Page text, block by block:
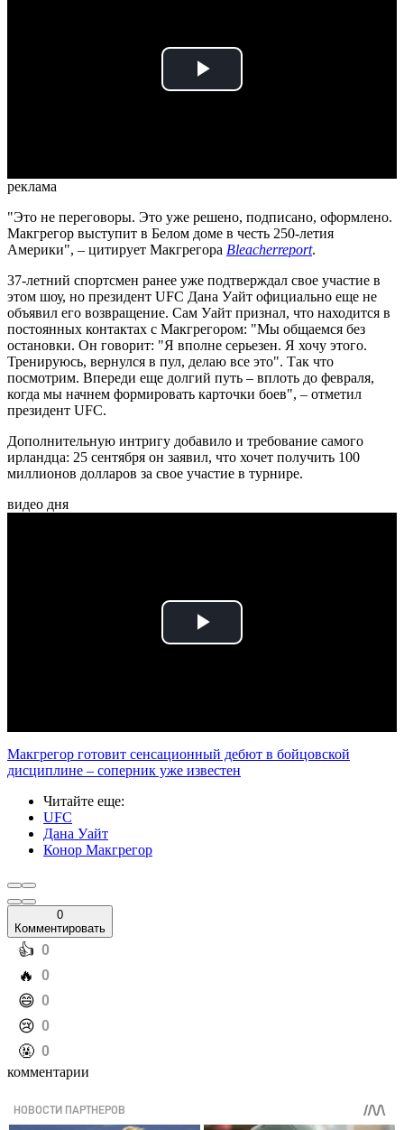
Play
реклама
"Это не переговоры. Это уже решено, подписано, оформлено.
Макгрегор выступит в Белом доме в честь 250-летия
Америки", – цитирует Макгрегора Bleacherreport.
37-летний спортсмен ранее уже подтверждал свое участие в
этом шоу, но президент UFC Дана Уайт официально еще не
объявил его возвращение. Сам Уайт признал, что находится в
постоянных контактах с Макгрегором: "Мы общаемся без
остановки. Он говорит: "Я вполне серьезен. Я хочу этого.
Тренируюсь, вернулся в пул, делаю все это". Так что
посмотрим. Впереди еще долгий путь – вплоть до февраля,
когда мы начнем формировать карточки боев", – отметил
президент UFC.
Дополнительную интригу добавило и требование самого
ирландца: 25 сентября он заявил, что хочет получить 100
миллионов долларов за свое участие в турнире.
видео дня
Play
Макгрегор готовит сенсационный дебют в бойцовской
дисциплине – соперник уже известен
Читайте еще:
UFC
Дана Уайт
Конор Макгрегор
0
Комментировать
️👍 0
️🔥 0
️😄 0
️😢 0
️🤬 0
комментарии